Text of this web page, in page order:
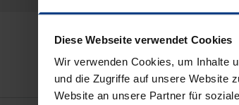
Diese Webseite verwendet Cookies
Wir verwenden Cookies, um Inhalte
und die Zugriffe auf unsere Website
Website an unsere Partner für